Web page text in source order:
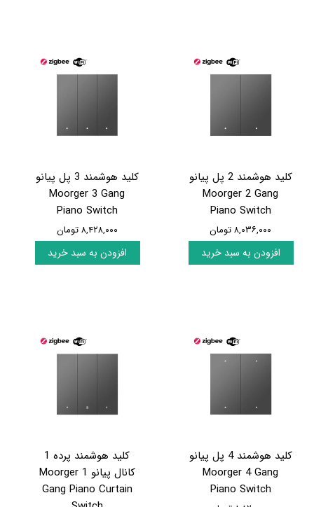
کلید هوشمند 2 پل پیانو
Moorger 2 Gang
Piano Switch
۸,۰۳۶,۰۰۰ تومان
افزودن به سبد خرید
کلید هوشمند 3 پل پیانو
Moorger 3 Gang
Piano Switch
۸,۴۲۸,۰۰۰ تومان
افزودن به سبد خرید
کلید هوشمند 4 پل پیانو
Moorger 4 Gang
Piano Switch
کلید هوشمند پرده 1
کانال پیانو Moorger 1
Gang Piano Curtain